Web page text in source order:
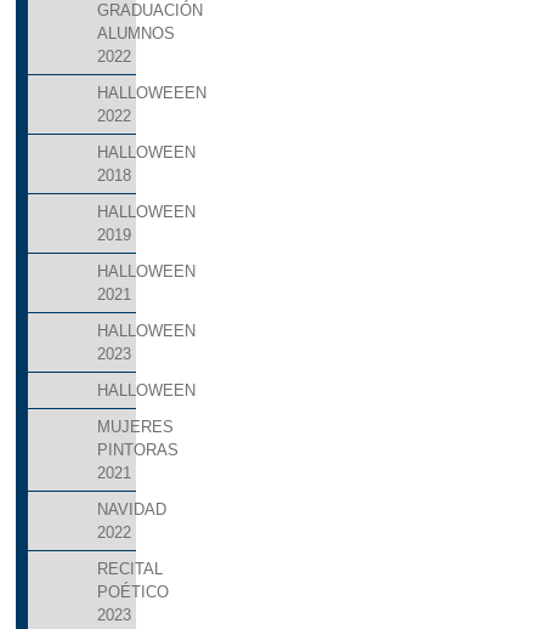
GRADUACIÓN
ALUMNOS
2022
HALLOWEEEN
2022
HALLOWEEN
2018
HALLOWEEN
2019
HALLOWEEN
2021
HALLOWEEN
2023
HALLOWEEN
MUJERES
PINTORAS
2021
NAVIDAD
2022
RECITAL
POÉTICO
2023